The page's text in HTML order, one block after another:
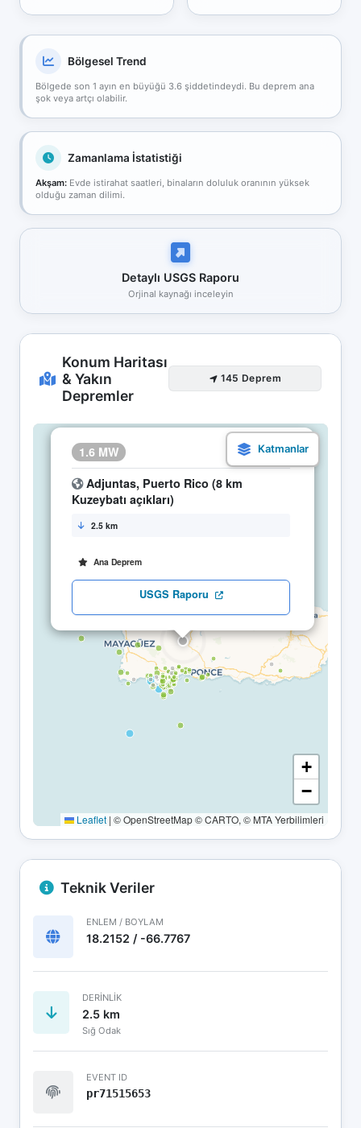
Bölgesel Trend
Bölgede son 1 ayın en büyüğü 3.6 şiddetindeydi. Bu deprem ana
şok veya artçı olabilir.
Zamanlama İstatistiği
Akşam: Evde istirahat saatleri, binaların doluluk oranının yüksek
olduğu zaman dilimi.
Detaylı USGS Raporu
Orjinal kaynağı inceleyin
Konum Haritası
& Yakın
Depremler
145 Deprem
1.6 MW 04.05 20:06
Adjuntas, Puerto Rico (8 km
Kuzeybatı açıkları)
2.5 km
Ana Deprem
USGS Raporu
×
+
−
Leaflet | © OpenStreetMap © CARTO, © MTA Yerbilimleri
Teknik Veriler
ENLEM / BOYLAM
18.2152 / -66.7767
DERINLIK
2.5 km
Sığ Odak
EVENT ID
pr71515653